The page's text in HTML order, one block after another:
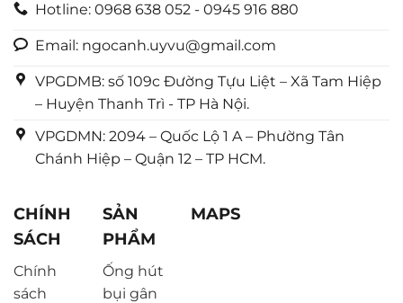
Hotline: 0968 638 052 - 0945 916 880
Email: ngocanh.uyvu@gmail.com
VPGDMB: số 109c Đường Tựu Liệt – Xã Tam Hiệp
– Huyện Thanh Trì - TP Hà Nội.
VPGDMN: 2094 – Quốc Lộ 1 A – Phường Tân
Chánh Hiệp – Quận 12 – TP HCM.
CHÍNH
SÁCH
Chính
sách
SẢN
PHẨM
Ống hút
bụi gân
MAPS